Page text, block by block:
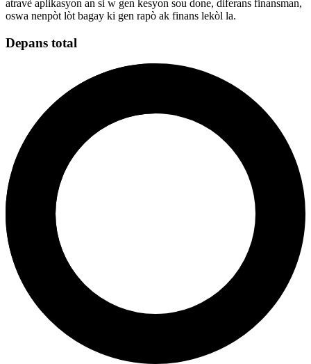
atravè aplikasyon an si w gen kesyon sou done, diferans finansman,
oswa nenpòt lòt bagay ki gen rapò ak finans lekòl la.
Depans total